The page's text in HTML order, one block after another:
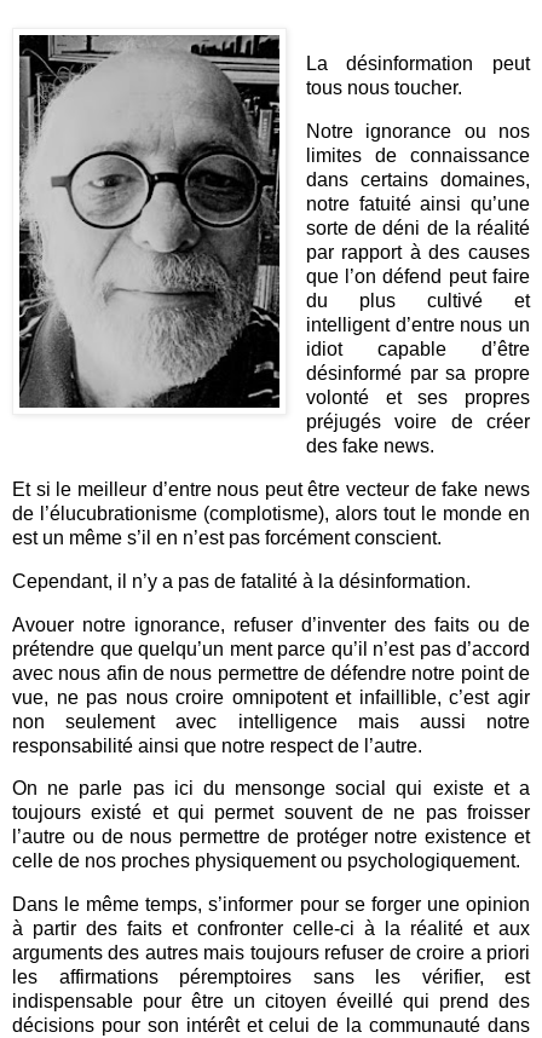
La désinformation peut
tous nous toucher.
Notre ignorance ou nos
limites de connaissance
dans certains domaines,
notre fatuité ainsi qu’une
sorte de déni de la réalité
par rapport à des causes
que l’on défend peut faire
du plus cultivé et
intelligent d’entre nous un
idiot capable d’être
désinformé par sa propre
volonté et ses propres
préjugés voire de créer
des fake news.
Et si le meilleur d’entre nous peut être vecteur de fake news
de l’élucubrationisme (complotisme), alors tout le monde en
est un même s’il en n’est pas forcément conscient.
Cependant, il n’y a pas de fatalité à la désinformation.
Avouer notre ignorance, refuser d’inventer des faits ou de
prétendre que quelqu’un ment parce qu’il n’est pas d’accord
avec nous afin de nous permettre de défendre notre point de
vue, ne pas nous croire omnipotent et infaillible, c’est agir
non seulement avec intelligence mais aussi notre
responsabilité ainsi que notre respect de l’autre.
On ne parle pas ici du mensonge social qui existe et a
toujours existé et qui permet souvent de ne pas froisser
l’autre ou de nous permettre de protéger notre existence et
celle de nos proches physiquement ou psychologiquement.
Dans le même temps, s’informer pour se forger une opinion
à partir des faits et confronter celle-ci à la réalité et aux
arguments des autres mais toujours refuser de croire a priori
les affirmations péremptoires sans les vérifier, est
indispensable pour être un citoyen éveillé qui prend des
décisions pour son intérêt et celui de la communauté dans